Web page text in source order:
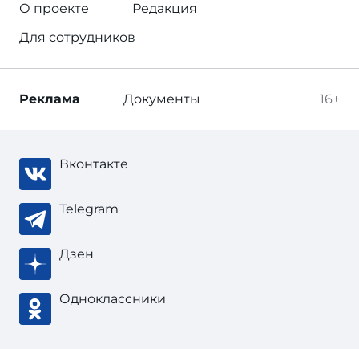
О проекте
Редакция
Для сотрудников
16+
Реклама Документы
Вконтакте
Telegram
Дзен
Одноклассники